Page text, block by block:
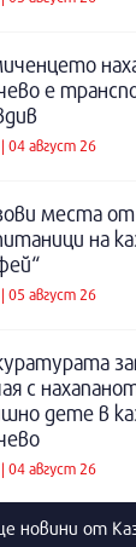
е
04 август 26
места от
на
05 август 26
с
дете в
04 август 26
новини от